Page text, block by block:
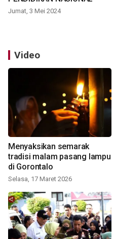
Jumat, 3 Mei 2024
Video
Menyaksikan semarak
tradisi malam pasang lampu
di Gorontalo
Selasa, 17 Maret 2026